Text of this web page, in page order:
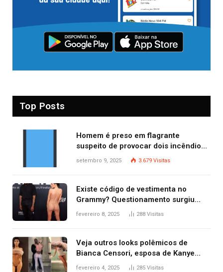
Top Posts
Homem é preso em flagrante
suspeito de provocar dois incêndios
criminosos no mesmo dia
setembro 9, 2025 3.679 Visitas
Existe código de vestimenta no
Grammy? Questionamento surgiu
após Bianca Censori, mulher de
fevereiro 8, 2025 288 Visitas
Veja outros looks polêmicos de
Bianca Censori, esposa de Kanye
West que apareceu nua no Grammy
fevereiro 4, 2025 285 Visitas